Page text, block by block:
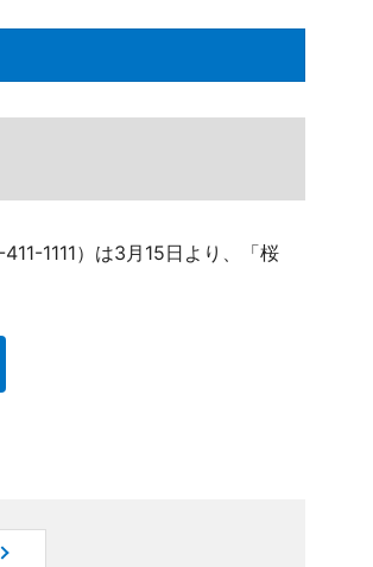
1111）は3月15日より、「桜